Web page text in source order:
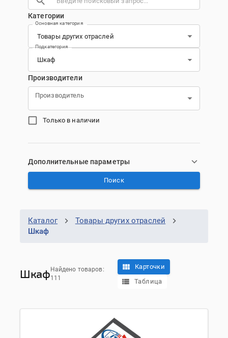
Категории
Основная категория
Подкатегория
Производители
Производитель
Только в наличии
Дополнительные параметры
Поиск
Каталог
Товары других отраслей
Шкаф
ШкафНайдено товаров:
111
Карточки
Таблица